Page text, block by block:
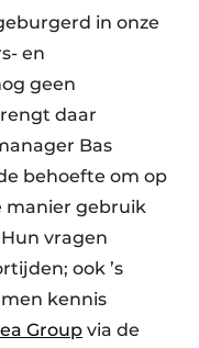
in onze
en
geen
daar
Bas
behoefte om op
manier gebruik
vragen
ook ’s
kennis
Group via de